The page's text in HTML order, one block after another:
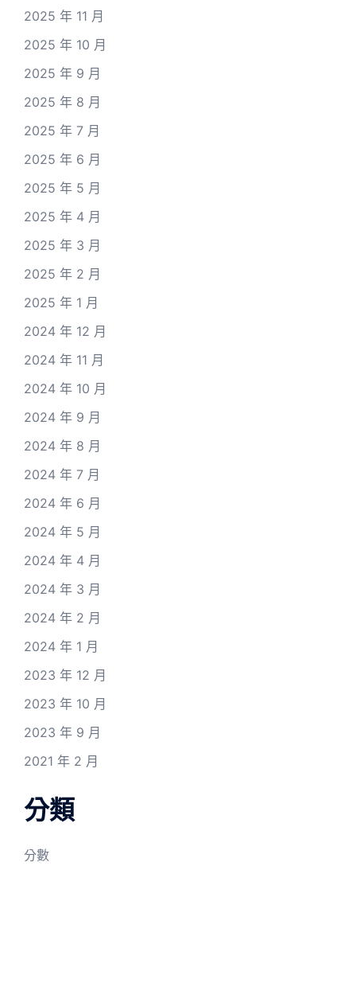
2025 年 11 月
2025 年 10 月
2025 年 9 月
2025 年 8 月
2025 年 7 月
2025 年 6 月
2025 年 5 月
2025 年 4 月
2025 年 3 月
2025 年 2 月
2025 年 1 月
2024 年 12 月
2024 年 11 月
2024 年 10 月
2024 年 9 月
2024 年 8 月
2024 年 7 月
2024 年 6 月
2024 年 5 月
2024 年 4 月
2024 年 3 月
2024 年 2 月
2024 年 1 月
2023 年 12 月
2023 年 10 月
2023 年 9 月
2021 年 2 月
分類
分數